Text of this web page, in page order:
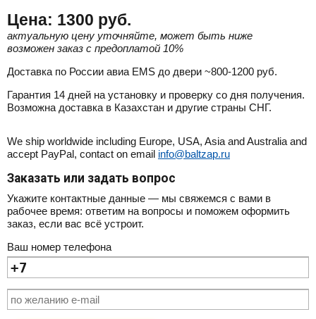
Цена: 1300 руб.
актуальную цену уточняйте, может быть ниже
возможен заказ с предоплатой 10%
Доставка по России авиа EMS до двери ~800-1200 руб.
Гарантия 14 дней на установку и проверку со дня получения.
Возможна доставка в Казахстан и другие страны СНГ.
We ship worldwide including Europe, USA, Asia and Australia and
accept PayPal, contact on email info@baltzap.ru
Заказать или задать вопрос
Укажите контактные данные — мы свяжемся с вами в
рабочее время: ответим на вопросы и поможем оформить
заказ, если вас всё устроит.
Ваш номер телефона